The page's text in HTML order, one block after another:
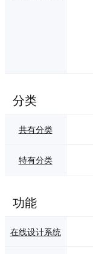
分类
共有分类
特有分类
功能
在线设计系统